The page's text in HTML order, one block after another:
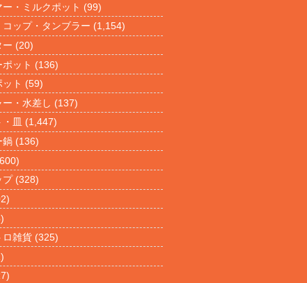
ー・ミルクポット (99)
コップ・タンブラー (1,154)
ー (20)
ット (136)
ト (59)
ー・水差し (137)
皿 (1,447)
鍋 (136)
プ(328)
ロ雑貨 (325)